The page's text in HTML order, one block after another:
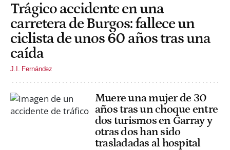
Trágico accidente en una
carretera de Burgos: fallece un
ciclista de unos 60 años tras una
caída
J.I. Fernández
Muere una mujer de 30
años tras un choque entre
dos turismos en Garray y
otras dos han sido
trasladadas al hospital